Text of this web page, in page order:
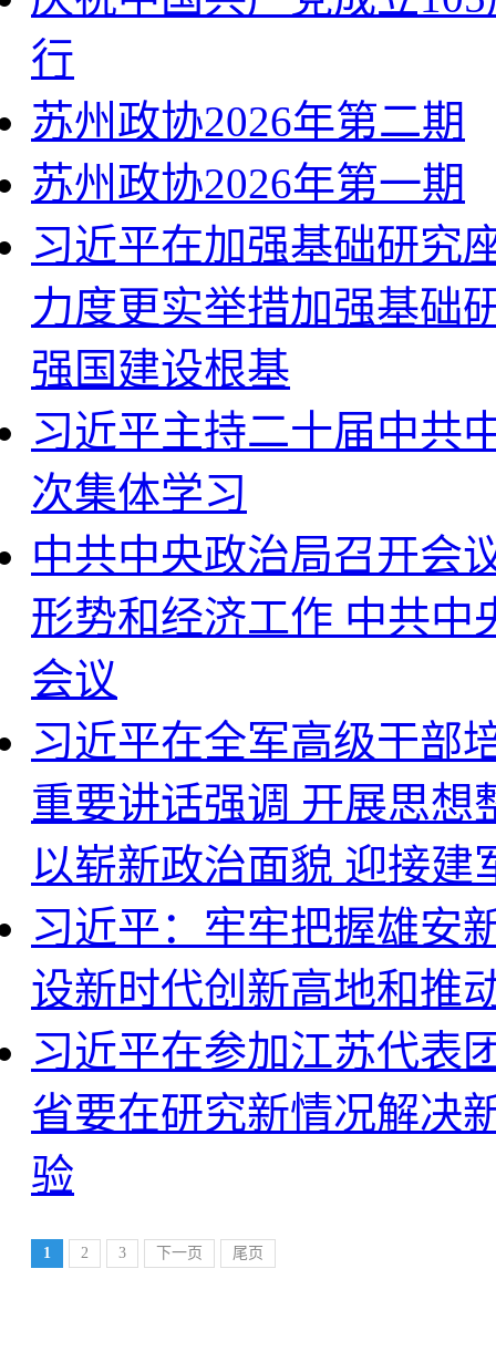
行
苏州政协2026年第二期
苏州政协2026年第一期
习近平在加强基础研究
力度更实举措加强基础
强国建设根基
习近平主持二十届中共
次集体学习
中共中央政治局召开会
形势和经济工作 中共中
会议
习近平在全军高级干部
重要讲话强调 开展思想
以崭新政治面貌 迎接建
习近平：牢牢把握雄安
设新时代创新高地和推
习近平在参加江苏代表
省要在研究新情况解决
验
1 2 3 下一页 尾页